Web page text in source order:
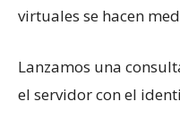
virtuales se hacen
Lanzamos una
el servidor con el